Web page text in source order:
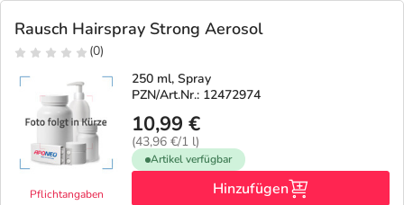
Rausch Hairspray Strong Aerosol
(0)
Pflichtangaben
250 ml, Spray
PZN/Art.Nr.: 12472974
10,99 €
(43,96 €/1 l)
Artikel verfügbar
Hinzufügen